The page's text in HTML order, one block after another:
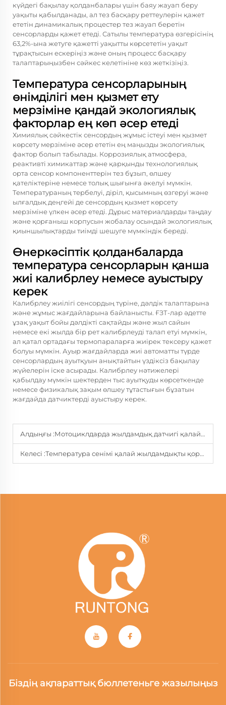
күйдегі бақылау қолданбалары үшін баяу жауап беру
уақыты қабылданады, ал тез басқару реттеулерін қажет
ететін динамикалық процестер тез жауап беретін
сенсорларды қажет етеді. Сатылы температура өзгерісінің
63,2%-ына жетуге қажетті уақытты көрсететін уақыт
тұрақтысын ескеріңіз және оның процесс басқару
талаптарыңызбен сәйкес келетініне көз жеткізіңіз.
Температура сенсорларының
өнімділігі мен қызмет ету
мерзіміне қандай экологиялық
факторлар ең көп әсер етеді
Химиялық сәйкестік сенсордың жұмыс істеуі мен қызмет
көрсету мерзіміне әсер ететін ең маңызды экологиялық
фактор болып табылады. Коррозиялық атмосфера,
реактивті химикаттар және қарқынды технологиялық
орта сенсор компоненттерін тез бұзып, өлшеу
қателіктеріне немесе толық шығынға әкелуі мүмкін.
Температураның тербелуі, діріл, қысымның өзгеруі және
ылғалдық деңгейі де сенсордың қызмет көрсету
мерзіміне үлкен әсер етеді. Дұрыс материалдарды таңдау
және қорғаныш корпусын жобалау осындай экологиялық
қиыншылықтарды тиімді шешуге мүмкіндік береді.
Өнеркәсіптік қолданбаларда
температура сенсорларын қанша
жиі калибрлеу немесе ауыстыру
керек
Калибрлеу жиілігі сенсордың түріне, дәлдік талаптарына
және жұмыс жағдайларына байланысты. ҒЗТ-лар әдетте
ұзақ уақыт бойы дәлдікті сақтайды және жыл сайын
немесе екі жылда бір рет калибрлеуді талап етуі мүмкін,
ал қатал ортадағы термопараларға жиірек тексеру қажет
болуы мүмкін. Ауыр жағдайларда жиі автоматты түрде
сенсорлардың ауытқуын анықтайтын үздіксіз бақылау
жүйелерін іске асырады. Калибрлеу нәтижелері
қабылдау мүмкін шектерден тыс ауытқуды көрсеткенде
немесе физикалық зақым өлшеу тұтастығын бұзатын
жағдайда датчиктерді ауыстыру керек.
Алдыңғы :Мотоциклдарда жылдамдық датчигі қалай жұмыс істейді?
Келесі :Температура сенімі қалай жылдамдықты қорғайды?
Біздің ақпараттық бюллетеньге жазылыңыз